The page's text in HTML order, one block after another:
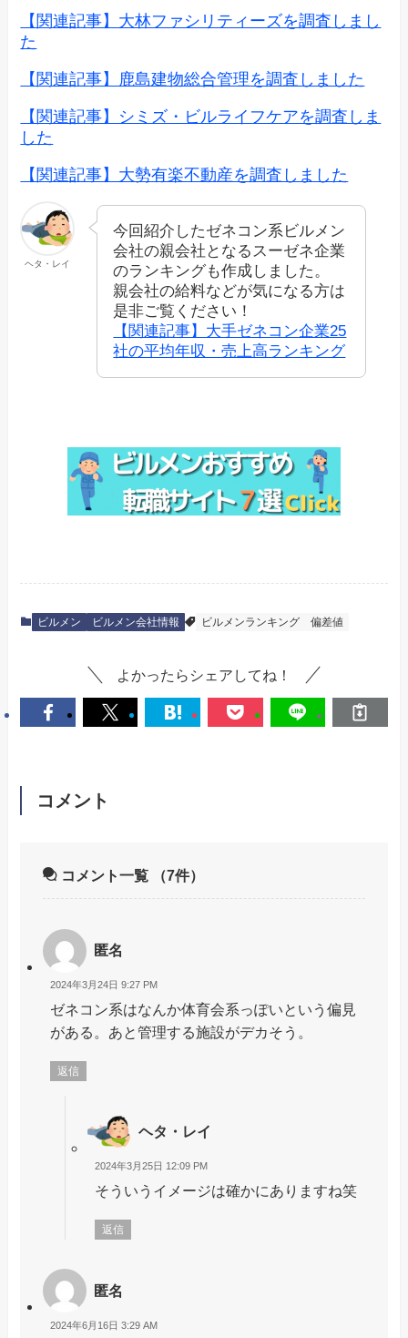
【関連記事】大林ファシリティーズを調査しまし
た
【関連記事】鹿島建物総合管理を調査しました
【関連記事】シミズ・ビルライフケアを調査しま
した
【関連記事】大勢有楽不動産を調査しました
ヘタ・レイ
今回紹介したゼネコン系ビルメン
会社の親会社となるスーゼネ企業
のランキングも作成しました。
親会社の給料などが気になる方は
是非ご覧ください！
【関連記事】大手ゼネコン企業25
社の平均年収・売上高ランキング
ビルメン ビルメン会社情報 ビルメンランキング 偏差値
よかったらシェアしてね！
コメント
コメント一覧 （7件）
匿名
2024年3月24日 9:27 PM
ゼネコン系はなんか体育会系っぽいという偏見
がある。あと管理する施設がデカそう。
返信
ヘタ・レイ
2024年3月25日 12:09 PM
そういうイメージは確かにありますね笑
返信
匿名
2024年6月16日 3:29 AM